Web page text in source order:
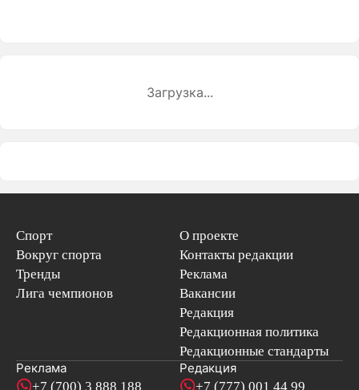
Загрузка...
Спорт
Вокруг спорта
Тренды
Лига чемпионов
О проекте
Контакты редакции
Реклама
Вакансии
Редакция
Редакционная политика
Редакционные стандарты
Реклама
+7 (700) 3 888 188
Редакция
+7 (777) 001 44 99